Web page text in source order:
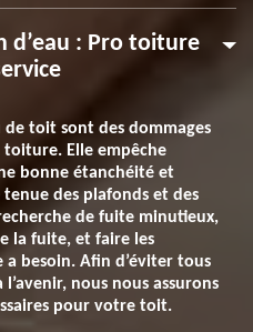
: Pro toiture
de toit sont des dommages
toiture. Elle empêche
bonne étanchéité et
des plafonds et des
de fuite minutieux,
la fuite, et faire les
besoin. Afin d’éviter tous
nous nous assurons
pour votre toit.